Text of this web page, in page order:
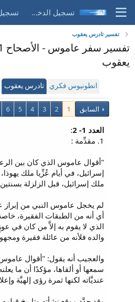
تسجيل الدخول
تفسير تادرس يعقوب
يعقوب
انطونيوس فكري تادرس يعقوب
السابق 1
2
3
4
5
6
العدد 1- 2
:
1. مقدِّمة :
"أقوال عاموس الذي كان بين
إسرائيل، في أيام عُزِّيا ملك
ملك إسرائيل، قبل الزلزلة بسنتين"
لم يخجل عاموس النبي من
أي أنه من الطبقات الفقيرة،
الذي لا يقوم به إلاَّ من كان في
والده فلأنه من عائلة فقيرة
والعجيب أنه يقول: "أقوال
سمعها أو ألقاها، مؤكدًا أن ما
عنديَّاته لكنها ثمرة رؤى إلهيَّة